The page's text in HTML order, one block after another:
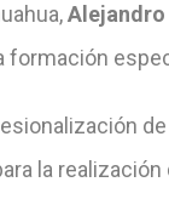
la